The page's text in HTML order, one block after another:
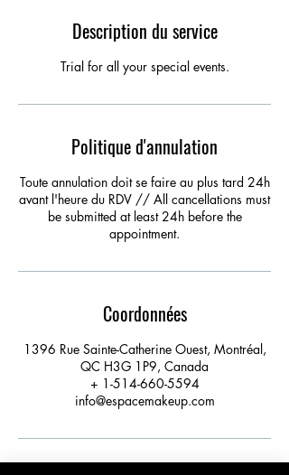
n
Description du service
Trial for all your special events.
Politique d'annulation
Toute annulation doit se faire au plus tard 24h
avant l'heure du RDV // All cancellations must
be submitted at least 24h before the
appointment.
Coordonnées
1396 Rue Sainte-Catherine Ouest, Montréal,
QC H3G 1P9, Canada
+ 1-514-660-5594
info@espacemakeup.com